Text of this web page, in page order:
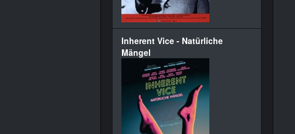
Inherent Vice - Natürliche
Mängel